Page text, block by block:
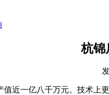
杭锦
近一亿八千万元。技术上